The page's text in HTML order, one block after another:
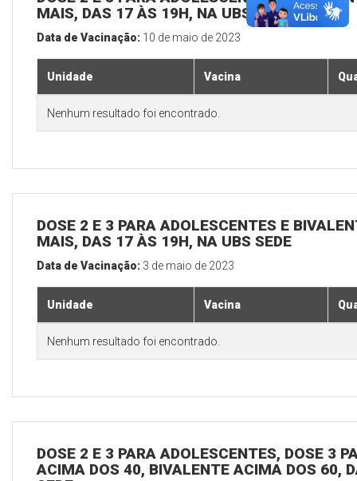
MAIS, DAS 17 ÀS 19H, NA UBS SEDE
Data de Vacinação: 10 de maio de 2023
Unidade Vacina
Nenhum resultado foi encontrado.
DOSE 2 E 3 PARA ADOLESCENTES E
MAIS, DAS 17 ÀS 19H, NA UBS SEDE
Data de Vacinação: 3 de maio de 2023
Unidade Vacina
Nenhum resultado foi encontrado.
DOSE 2 E 3 PARA ADOLESCENTES, DOSE 3
ACIMA DOS 40, BIVALENTE ACIMA DOS 60,